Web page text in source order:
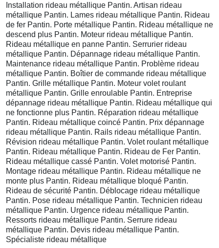
Installation rideau métallique Pantin. Artisan rideau
métallique Pantin. Lames rideau métallique Pantin. Rideau
de fer Pantin. Porte métallique Pantin. Rideau métallique ne
descend plus Pantin. Moteur rideau métallique Pantin.
Rideau métallique en panne Pantin. Serrurier rideau
métallique Pantin. Dépannage rideau métallique Pantin.
Maintenance rideau métallique Pantin. Problème rideau
métallique Pantin. Boîtier de commande rideau métallique
Pantin. Grille métallique Pantin. Moteur volet roulant
métallique Pantin. Grille enroulable Pantin. Entreprise
dépannage rideau métallique Pantin. Rideau métallique qui
ne fonctionne plus Pantin. Réparation rideau métallique
Pantin. Rideau métallique coincé Pantin. Prix dépannage
rideau métallique Pantin. Rails rideau métallique Pantin.
Révision rideau métallique Pantin. Volet roulant métallique
Pantin. Rideau métallique Pantin. Rideau de Fer Pantin.
Rideau métallique cassé Pantin. Volet motorisé Pantin.
Montage rideau métallique Pantin. Rideau métallique ne
monte plus Pantin. Rideau métallique bloqué Pantin.
Rideau de sécurité Pantin. Déblocage rideau métallique
Pantin. Pose rideau métallique Pantin. Technicien rideau
métallique Pantin. Urgence rideau métallique Pantin.
Ressorts rideau métallique Pantin. Serrure rideau
métallique Pantin. Devis rideau métallique Pantin.
Spécialiste rideau métallique